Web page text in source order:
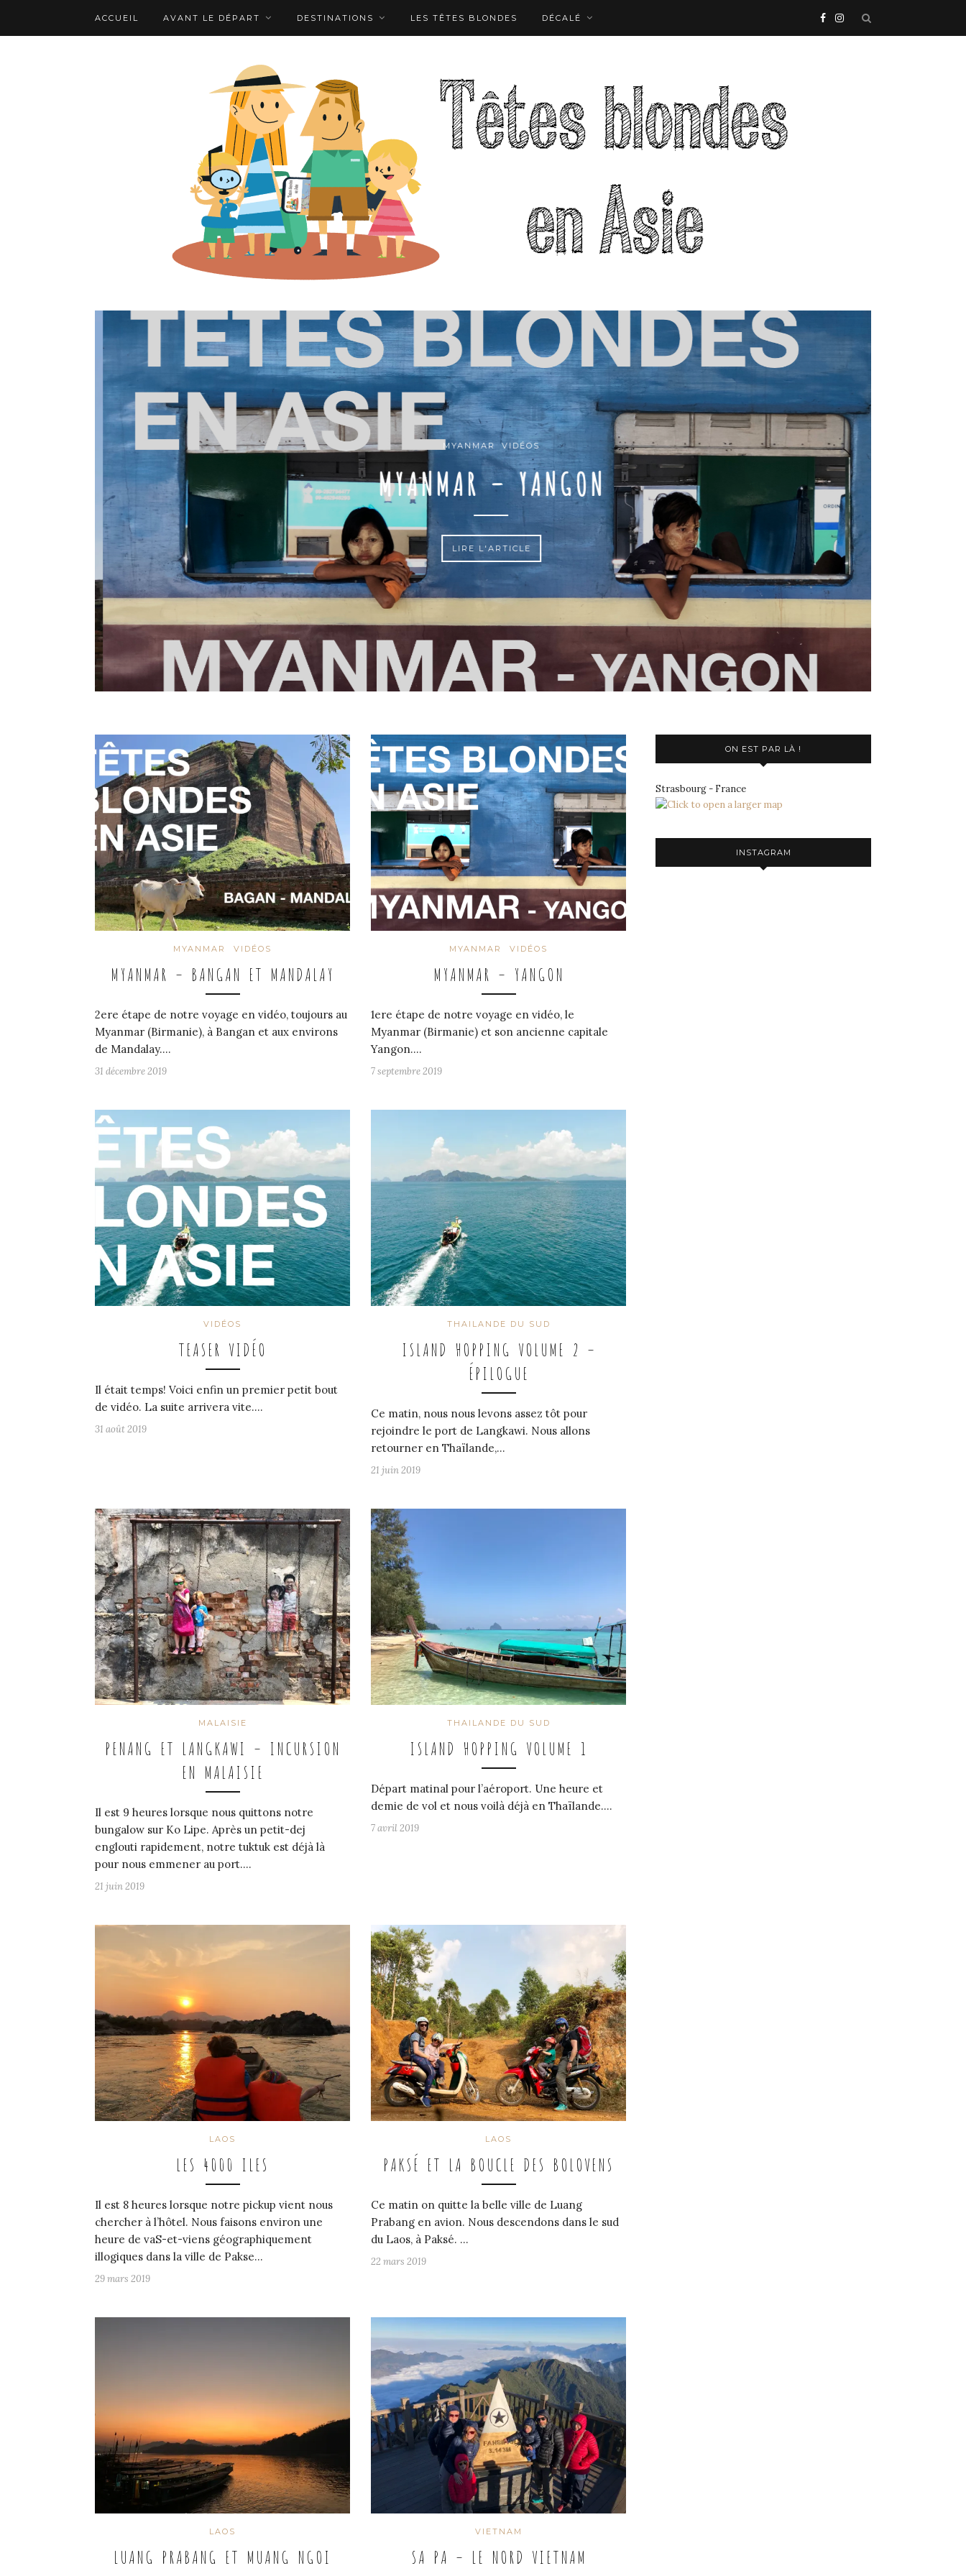
ACCUEIL AVANT LE DÉPART DESTINATIONS LES TÊTES BLONDES DÉCALÉ
MYANMAR VIDÉOS
MYANMAR – YANGON
LIRE L'ARTICLE
MYANMAR VIDÉOS
MYANMAR – BANGAN ET MANDALAY
2ere étape de notre voyage en vidéo, toujours au
Myanmar (Birmanie), à Bangan et aux environs
de Mandalay.…
31 décembre 2019
MYANMAR VIDÉOS
MYANMAR – YANGON
1ere étape de notre voyage en vidéo, le
Myanmar (Birmanie) et son ancienne capitale
Yangon.…
7 septembre 2019
VIDÉOS
TEASER VIDÉO
Il était temps! Voici enfin un premier petit bout
de vidéo. La suite arrivera vite.…
31 août 2019
THAILANDE DU SUD
ISLAND HOPPING VOLUME 2 –
ÉPILOGUE
Ce matin, nous nous levons assez tôt pour
rejoindre le port de Langkawi. Nous allons
retourner en Thaïlande,…
21 juin 2019
MALAISIE
PENANG ET LANGKAWI – INCURSION
EN MALAISIE
Il est 9 heures lorsque nous quittons notre
bungalow sur Ko Lipe. Après un petit-dej
englouti rapidement, notre tuktuk est déjà là
pour nous emmener au port.…
21 juin 2019
THAILANDE DU SUD
ISLAND HOPPING VOLUME 1
Départ matinal pour l’aéroport. Une heure et
demie de vol et nous voilà déjà en Thaïlande.…
7 avril 2019
LAOS
LES 4000 ILES
Il est 8 heures lorsque notre pickup vient nous
chercher à l’hôtel. Nous faisons environ une
heure de vaS-et-viens géographiquement
illogiques dans la ville de Pakse…
29 mars 2019
LAOS
PAKSÉ ET LA BOUCLE DES BOLOVENS
Ce matin on quitte la belle ville de Luang
Prabang en avion. Nous descendons dans le sud
du Laos, à Paksé. …
22 mars 2019
LAOS
LUANG PRABANG ET MUANG NGOI
VIETNAM
SA PA – LE NORD VIETNAM
ON EST PAR LÀ !
Strasbourg - France
INSTAGRAM